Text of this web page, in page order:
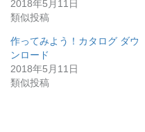
2018年5月11日
類似投稿
作ってみよう！カタログ ダウ
ンロード
2018年5月11日
類似投稿